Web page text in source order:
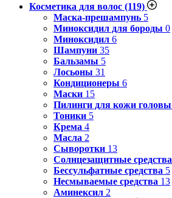
Косметика для волос (119)
Маска-прешампунь 5
Миноксидил для бороды 0
Миноксидил 6
Шампуни 35
Бальзамы 5
Лосьоны 31
Кондиционеры 6
Маски 15
Пилинги для кожи головы
Тоники 5
Крема 4
Масла 2
Сыворотки 13
Солнцезащитные средства
Бессульфатные средства 5
Несмываемые средства 13
Аминексил 2